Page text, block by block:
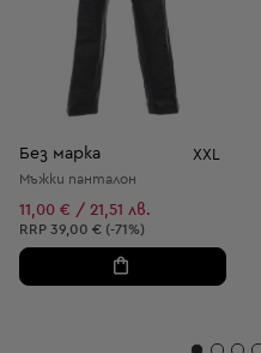
Без марка XXL
Мъжки панталон
11,00 € / 21,51 лв.
Препоръчителна цена:
RRP 39,00 € (-71%)